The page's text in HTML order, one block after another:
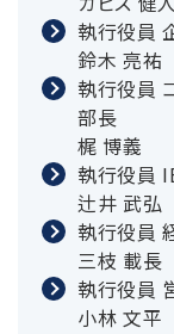
執行役員
鈴木 亮祐
執行役員
部長
梶 博義
執行役員
辻井 武弘
執行役員
三枝 載長
執行役員
小林 文平